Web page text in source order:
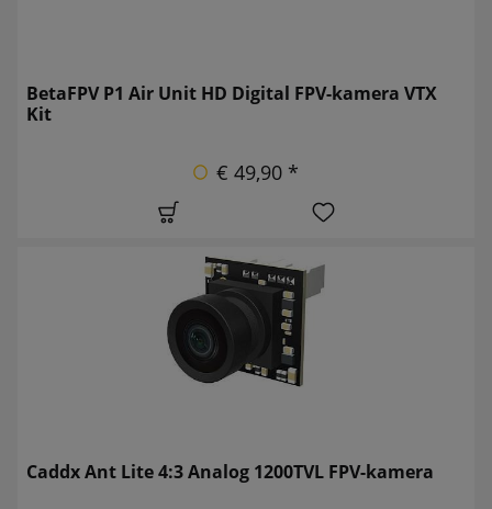
BetaFPV P1 Air Unit HD Digital FPV-kamera VTX
Kit
€ 49,90 *
Caddx Ant Lite 4:3 Analog 1200TVL FPV-kamera